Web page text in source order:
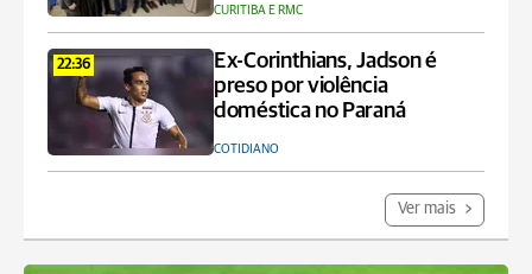
CURITIBA E RMC
22:36
Ex-Corinthians, Jadson é
preso por violência
doméstica no Paraná
COTIDIANO
Ver mais